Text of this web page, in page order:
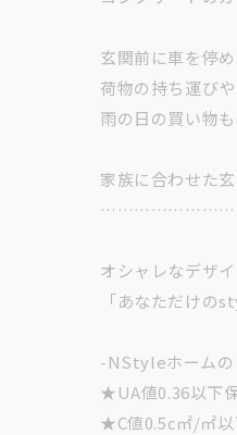
玄関前に車を停
荷物の持ち運び
雨の日の買い物
家族に合わせた
オシャレなデザ
「あなただけの
-NStyleホームの
★UA値0.36以下
★C値0.5c㎡/㎡以